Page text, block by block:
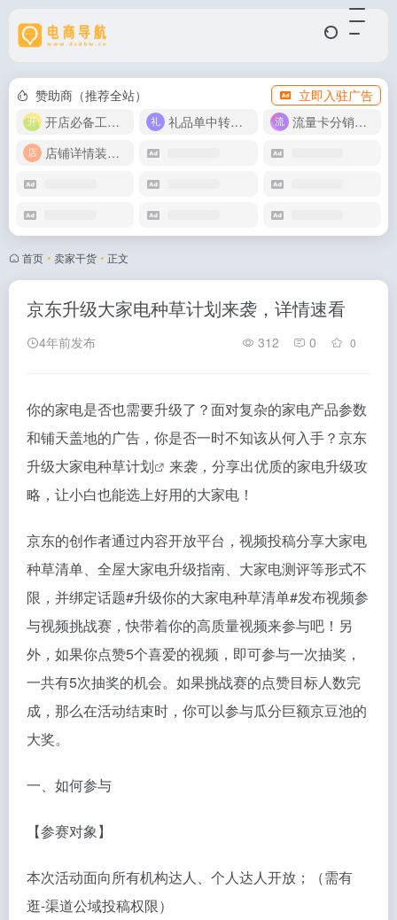
赞助商（推荐全站）
立即入驻广告
开店必备工具箱
礼品单中转同步单
流量卡分销代理
店铺详情装修模版
首页 • 卖家干货 • 正文
京东升级大家电种草计划来袭，详情速看
4年前发布 312 0 0
你的家电是否也需要升级了？面对复杂的家电产品参数
和铺天盖地的广告，你是否一时不知该从何入手？京东
升级大家电种草计划
来袭，分享出优质的家电升级攻
略，让小白也能选上好用的大家电！
京东的创作者通过内容开放平台，视频投稿分享大家电
种草清单、全屋大家电升级指南、大家电测评等形式不
限，并绑定话题#升级你的大家电种草清单#发布视频参
与视频挑战赛，快带着你的高质量视频来参与吧！另
外，如果你点赞5个喜爱的视频，即可参与一次抽奖，
一共有5次抽奖的机会。如果挑战赛的点赞目标人数完
成，那么在活动结束时，你可以参与瓜分巨额京豆池的
大奖。
一、如何参与
【参赛对象】
本次活动面向所有机构达人、个人达人开放；（需有
逛-渠道公域投稿权限）